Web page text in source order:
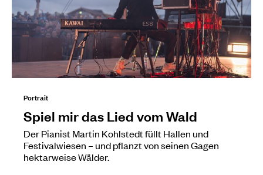
Portrait
Spiel mir das Lied vom Wald
Der Pianist Martin Kohlstedt füllt Hallen und
Festivalwiesen – und pflanzt von seinen Gagen
hektarweise Wälder.